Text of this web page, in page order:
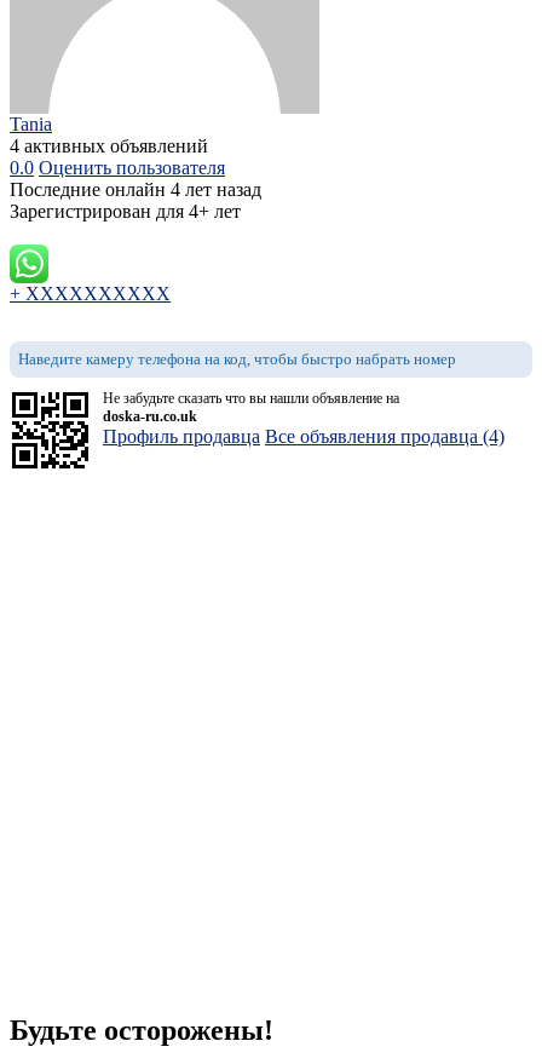
Tania
4 активных объявлений
0.0 Оценить пользователя
Последние онлайн 4 лет назад
Зарегистрирован для 4+ лет
+ XXXXXXXXXX
Наведите камеру телефона на код, чтобы быстро набрать номер
Не забудьте сказать что вы нашли объявление на
doska-ru.co.uk
Профиль продавца Все объявления продавца (4)
Будьте осторожены!